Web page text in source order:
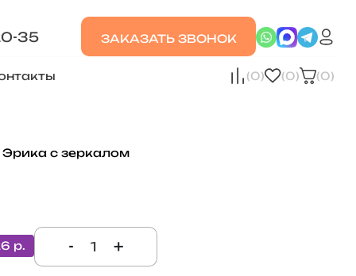
35 ЗАКАЗАТЬ ЗВОНОК
(0) (0) (0)
с зеркалом
р. - +